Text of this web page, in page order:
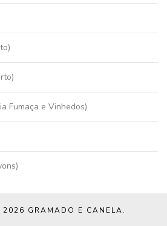
Fumaça e Vinhedos)
2026 GRAMADO E CANELA.